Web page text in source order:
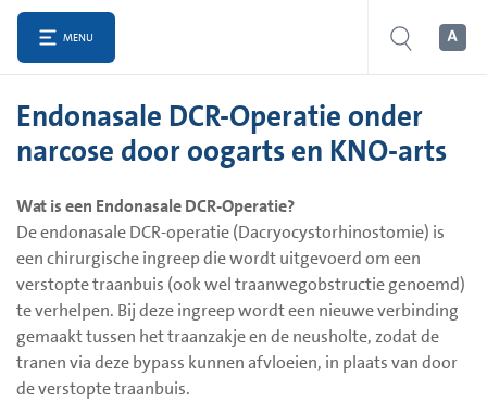
MENU
Endonasale DCR-Operatie onder
narcose door oogarts en KNO-arts
Wat is een Endonasale DCR-Operatie?
De endonasale DCR-operatie (Dacryocystorhinostomie) is
een chirurgische ingreep die wordt uitgevoerd om een
verstopte traanbuis (ook wel traanwegobstructie genoemd)
te verhelpen. Bij deze ingreep wordt een nieuwe verbinding
gemaakt tussen het traanzakje en de neusholte, zodat de
tranen via deze bypass kunnen afvloeien, in plaats van door
de verstopte traanbuis.